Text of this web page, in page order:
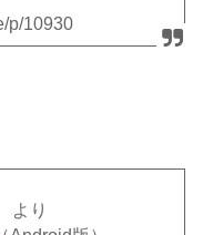
p/10930
より